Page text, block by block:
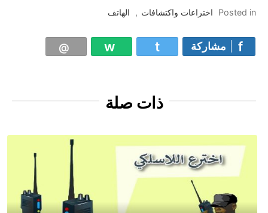
Posted in اختراعات واكتشافات , الهاتف
مشاركة
ذات صلة